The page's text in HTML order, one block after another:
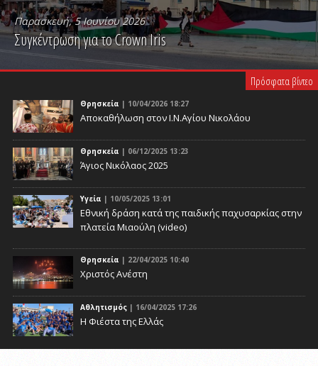
Παρασκευή, 5 Ιουνίου 2026
Συγκέντρωση για το Crown Iris
PLAY VIDEO
Πρόσφατα βίντεο
Θρησκεία | 10/04/2026 18:27
Αποκαθήλωση στον Ι.Ν.Αγίου Νικολάου
Θρησκεία | 06/12/2025 13:23
Άγιος Νικόλαος 2025
Υγεία | 10/05/2025 13:01
Eθνική δράση κατά της παιδικής παχυσαρκίας στην
πλατεία Μιαούλη (video)
Θρησκεία | 22/04/2025 10:40
Χριστός Ανέστη
Αθλητισμός | 16/04/2025 17:26
Η Φιέστα της Ελλάς